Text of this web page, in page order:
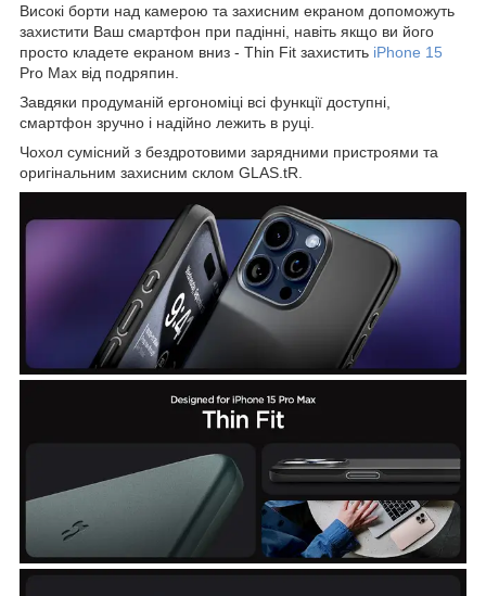
Високі борти над камерою та захисним екраном допоможуть
захистити Ваш смартфон при падінні, навіть якщо ви його
просто кладете екраном вниз - Thin Fit захистить iPhone 15
Pro Max від подряпин.
Завдяки продуманій ергономіці всі функції доступні,
смартфон зручно і надійно лежить в руці.
Чохол сумісний з бездротовими зарядними пристроями та
оригінальним захисним склом GLAS.tR.